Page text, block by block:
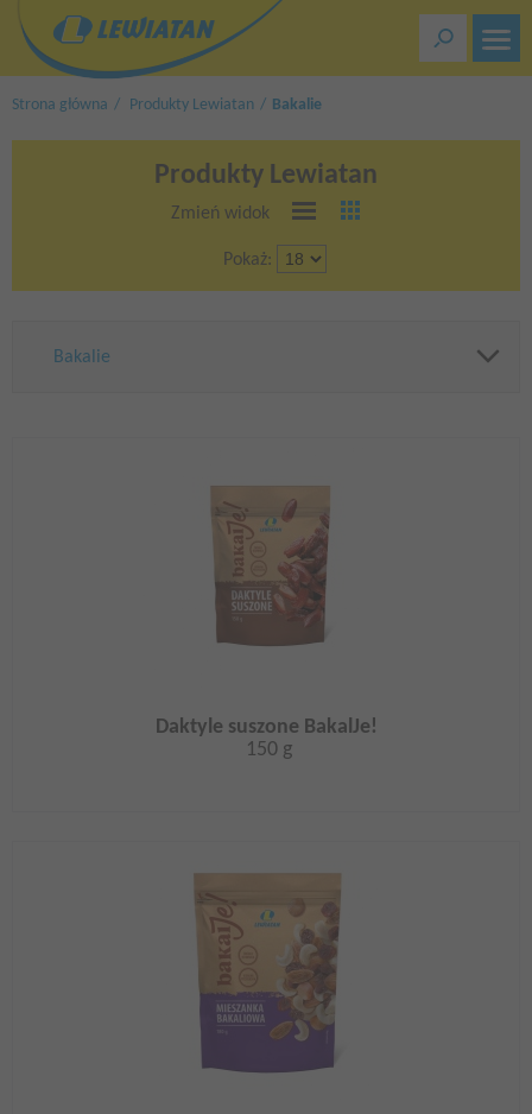
treści
Strona główna Produkty Lewiatan Bakalie
Produkty Lewiatan
Zmień widok
Pokaż:
Bakalie
Daktyle suszone BakalJe!
150 g